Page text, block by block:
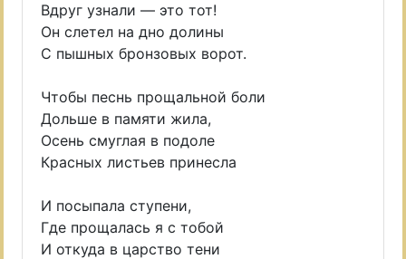
Вдруг узнали — это тот!
Он слетел на дно долины
С пышных бронзовых ворот.
Чтобы песнь прощальной боли
Дольше в памяти жила,
Осень смуглая в подоле
Красных листьев принесла
И посыпала ступени,
Где прощалась я с тобой
И откуда в царство тени